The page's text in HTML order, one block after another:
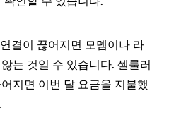
결이 끊어지면 모뎀이나 라
는 것일 수 있습니다. 셀룰러
지면 이번 달 요금을 지불했